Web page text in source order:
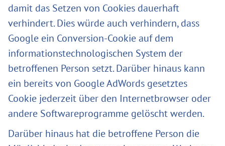
damit das Setzen von Cookies dauerhaft
verhindert. Dies würde auch verhindern, dass
Google ein Conversion-Cookie auf dem
informationstechnologischen System der
betroffenen Person setzt. Darüber hinaus kann
ein bereits von Google AdWords gesetztes
Cookie jederzeit über den Internetbrowser oder
andere Softwareprogramme gelöscht werden.
Darüber hinaus hat die betroffene Person die